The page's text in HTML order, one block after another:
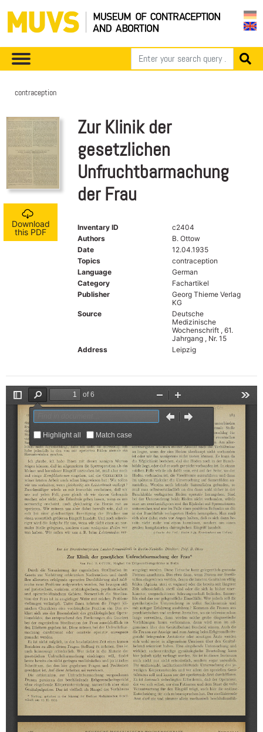
contraception
Download
this PDF
Zur Klinik der
gesetzlichen
Unfruchtbarmachung
der Frau
Inventary ID
c2404
Authors
B. Ottow
Date
12.04.1935
Topics
contraception
Language
German
Category
Fachartikel
Publisher
Georg Thieme Verlag
KG
Source
Deutsche
Medizinische
Wochenschrift , 61.
Jahrgang , Nr. 15
Address
Leipzig